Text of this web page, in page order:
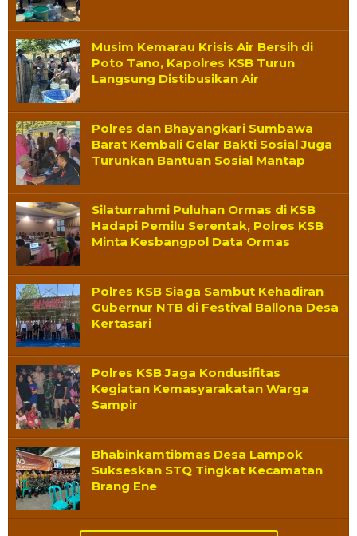
Musim Kemarau Krisis Air Bersih di
Poto Tano, Kapolres KSB Turun
Langsung Distibusikan Air
Polres dan Bhayangkari Sumbawa
Barat Kembali Gelar Bakti Sosial Juga
Turunkan Bantuan Sosial Mantap
Silaturrahmi Puluhan Ormas di KSB
Hadapi Pemilu Serentak, Polres KSB
Minta Kesbangpol Data Ormas
Polres KSB Siaga Sambut Kehadiran
Gubernur NTB di Festival Ballona Desa
Kertasari
Polres KSB Jaga Kondusifitas
Kegiatan Kemasyarakatan Warga
Sampir
Bhabinkamtibmas Desa Lampok
Sukseskan STQ Tingkat Kecamatan
Brang Ene